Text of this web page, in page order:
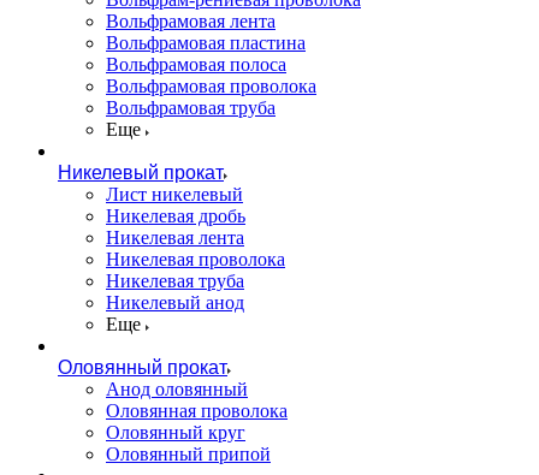
Вольфрамовая лента
Вольфрамовая пластина
Вольфрамовая полоса
Вольфрамовая проволока
Вольфрамовая труба
Еще
Никелевый прокат
Лист никелевый
Никелевая дробь
Никелевая лента
Никелевая проволока
Никелевая труба
Никелевый анод
Еще
Оловянный прокат
Анод оловянный
Оловянная проволока
Оловянный круг
Оловянный припой